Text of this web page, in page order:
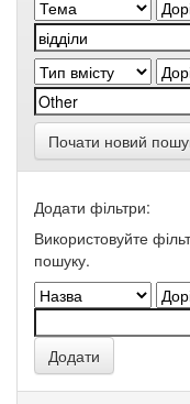
Почати новий
Додати фільтри:
Використовуйте
пошуку.